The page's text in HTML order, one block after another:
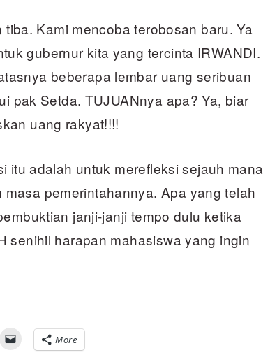
Kami mencoba terobosan baru. Ya
gubernur kita yang tercinta IRWANDI.
beberapa lembar uang seribuan
pak Setda. TUJUANnya apa? Ya, biar
uang rakyat!!!!
itu adalah untuk merefleksi sejauh mana
pemerintahannya. Apa yang telah
janji-janji tempo dulu ketika
senihil harapan mahasiswa yang ingin
More